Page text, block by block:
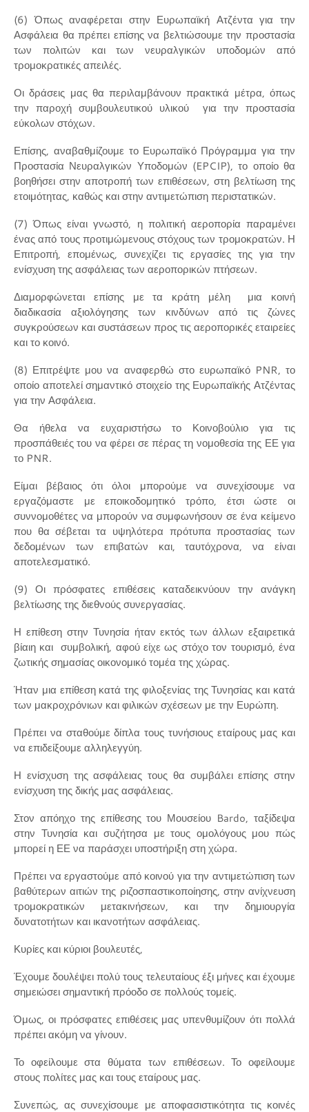
(6) Όπως αναφέρεται στην Ευρωπαϊκή Ατζέντα για την
Ασφάλεια θα πρέπει επίσης να βελτιώσουμε την προστασία
των πολιτών και των νευραλγικών υποδομών από
τρομοκρατικές απειλές.
Οι δράσεις μας θα περιλαμβάνουν πρακτικά μέτρα, όπως
την παροχή συμβουλευτικού υλικού για την προστασία
εύκολων στόχων.
Επίσης, αναβαθμίζουμε το Ευρωπαϊκό Πρόγραμμα για την
Προστασία Νευραλγικών Υποδομών (EPCIP), το οποίο θα
βοηθήσει στην αποτροπή των επιθέσεων, στη βελτίωση της
ετοιμότητας, καθώς και στην αντιμετώπιση περιστατικών.
(7) Όπως είναι γνωστό, η πολιτική αεροπορία παραμένει
ένας από τους προτιμώμενους στόχους των τρομοκρατών. Η
Επιτροπή, επομένως, συνεχίζει τις εργασίες της για την
ενίσχυση της ασφάλειας των αεροπορικών πτήσεων.
Διαμορφώνεται επίσης με τα κράτη μέλη μια κοινή
διαδικασία αξιολόγησης των κινδύνων από τις ζώνες
συγκρούσεων και συστάσεων προς τις αεροπορικές εταιρείες
και το κοινό.
(8) Επιτρέψτε μου να αναφερθώ στο ευρωπαϊκό PNR, το
οποίο αποτελεί σημαντικό στοιχείο της Ευρωπαϊκής Ατζέντας
για την Ασφάλεια.
Θα ήθελα να ευχαριστήσω το Κοινοβούλιο για τις
προσπάθειές του να φέρει σε πέρας τη νομοθεσία της ΕΕ για
το PNR.
Είμαι βέβαιος ότι όλοι μπορούμε να συνεχίσουμε να
εργαζόμαστε με εποικοδομητικό τρόπο, έτσι ώστε οι
συννομοθέτες να μπορούν να συμφωνήσουν σε ένα κείμενο
που θα σέβεται τα υψηλότερα πρότυπα προστασίας των
δεδομένων των επιβατών και, ταυτόχρονα, να είναι
αποτελεσματικό.
(9) Οι πρόσφατες επιθέσεις καταδεικνύουν την ανάγκη
βελτίωσης της διεθνούς συνεργασίας.
Η επίθεση στην Τυνησία ήταν εκτός των άλλων εξαιρετικά
βίαιη και συμβολική, αφού είχε ως στόχο τον τουρισμό, ένα
ζωτικής σημασίας οικονομικό τομέα της χώρας.
Ήταν μια επίθεση κατά της φιλοξενίας της Τυνησίας και κατά
των μακροχρόνιων και φιλικών σχέσεων με την Ευρώπη.
Πρέπει να σταθούμε δίπλα τους τυνήσιους εταίρους μας και
να επιδείξουμε αλληλεγγύη.
Η ενίσχυση της ασφάλειας τους θα συμβάλει επίσης στην
ενίσχυση της δικής μας ασφάλειας.
Στον απόηχο της επίθεσης του Μουσείου Bardo, ταξίδεψα
στην Τυνησία και συζήτησα με τους ομολόγους μου πώς
μπορεί η ΕΕ να παράσχει υποστήριξη στη χώρα.
Πρέπει να εργαστούμε από κοινού για την αντιμετώπιση των
βαθύτερων αιτιών της ριζοσπαστικοποίησης, στην ανίχνευση
τρομοκρατικών μετακινήσεων, και την δημιουργία
δυνατοτήτων και ικανοτήτων ασφάλειας.
Κυρίες και κύριοι βουλευτές,
Έχουμε δουλέψει πολύ τους τελευταίους έξι μήνες και έχουμε
σημειώσει σημαντική πρόοδο σε πολλούς τομείς.
Όμως, οι πρόσφατες επιθέσεις μας υπενθυμίζουν ότι πολλά
πρέπει ακόμη να γίνουν.
Το οφείλουμε στα θύματα των επιθέσεων. Το οφείλουμε
στους πολίτες μας και τους εταίρους μας.
Συνεπώς, ας συνεχίσουμε με αποφασιστικότητα τις κοινές